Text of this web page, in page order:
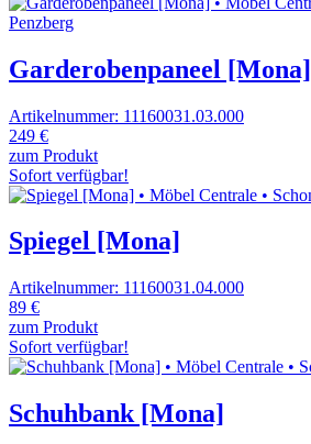
Garderobenpaneel [Mona]
Artikelnummer: 11160031.03.000
249 €
zum Produkt
Sofort verfügbar!
Spiegel [Mona]
Artikelnummer: 11160031.04.000
89 €
zum Produkt
Sofort verfügbar!
Schuhbank [Mona]